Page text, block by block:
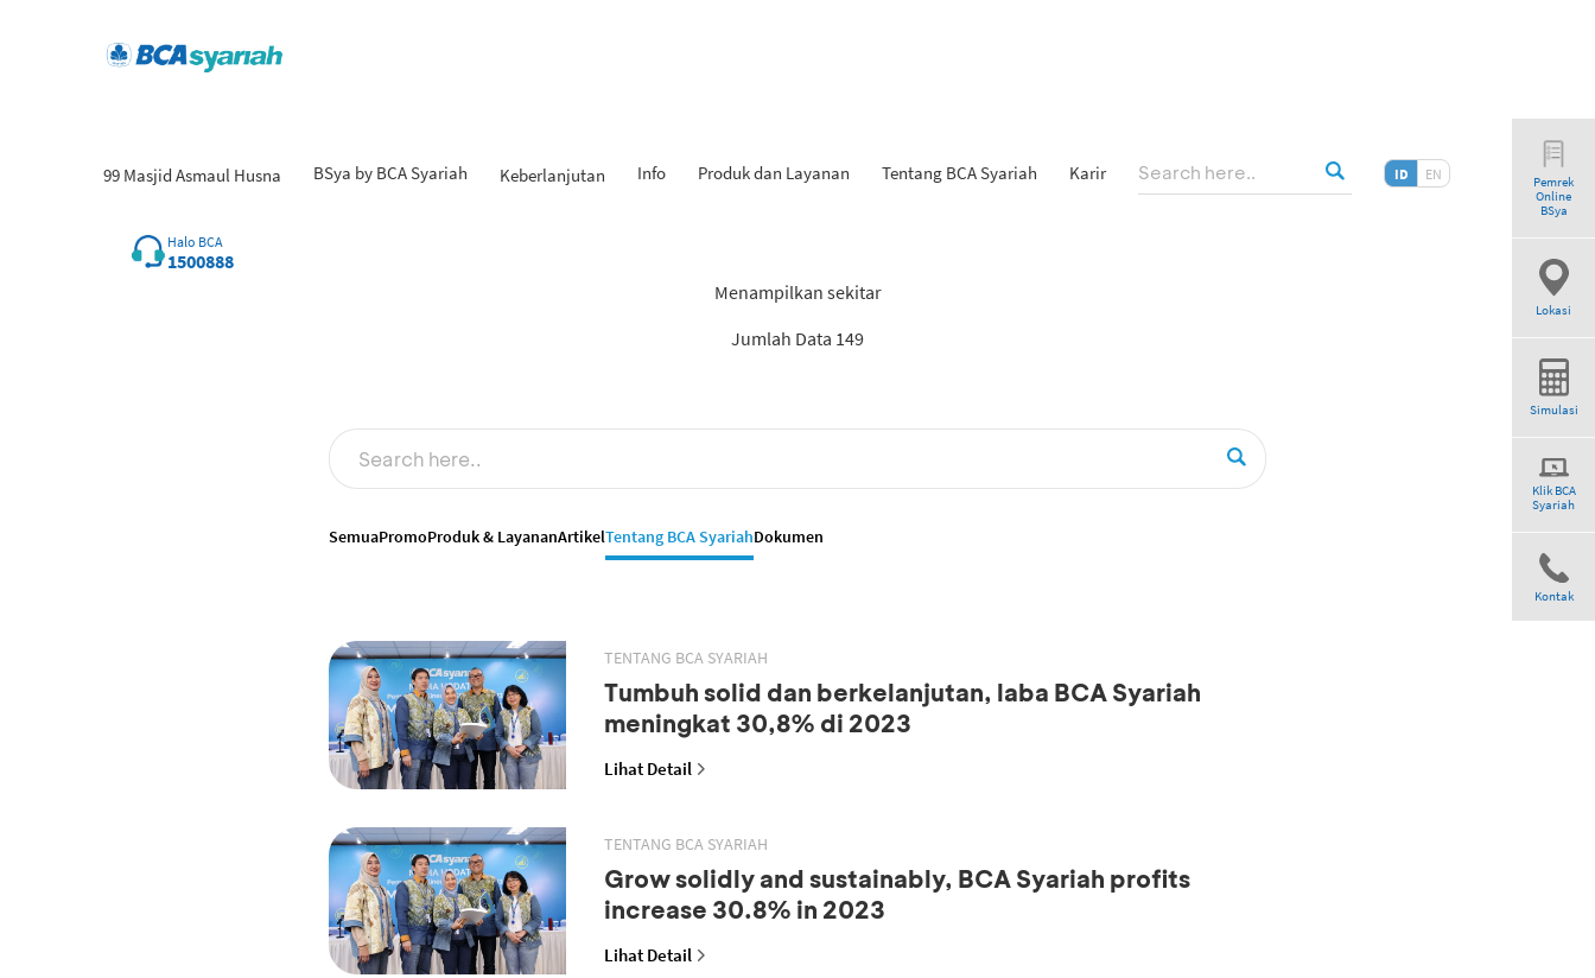
99 Masjid Asmaul Husna BSya by BCA Syariah Keberlanjutan Info Produk dan Layanan Tentang BCA Syariah Karir ID EN
Halo BCA
1500888
Pemrek
Online
BSya
Lokasi
Simulasi
Klik BCA
Syariah
Kontak
Menampilkan sekitar
Jumlah Data 149
SemuaPromoProduk & LayananArtikelTentang BCA SyariahDokumen
TENTANG BCA SYARIAH
Tumbuh solid dan berkelanjutan, laba BCA Syariah
meningkat 30,8% di 2023
Lihat Detail
TENTANG BCA SYARIAH
Grow solidly and sustainably, BCA Syariah profits
increase 30.8% in 2023
Lihat Detail